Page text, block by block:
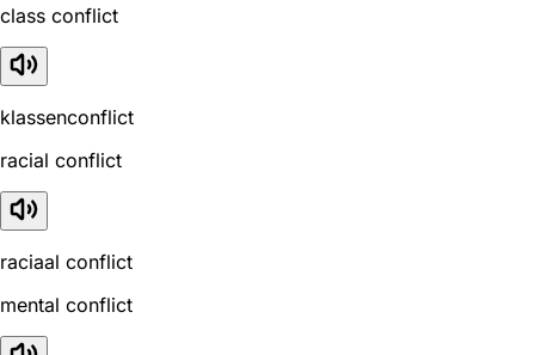
class conflict
klassenconflict
racial conflict
raciaal conflict
mental conflict